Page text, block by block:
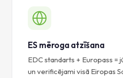
ES mēroga atzīšana
EDC standarts + Europass =
un verificējami visā Eiropas